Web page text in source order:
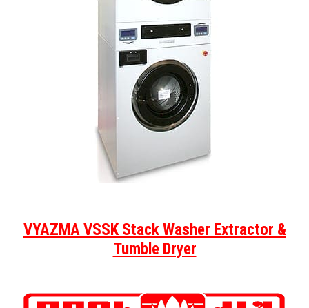
VYAZMA VSSK Stack Washer Extractor &
Tumble Dryer